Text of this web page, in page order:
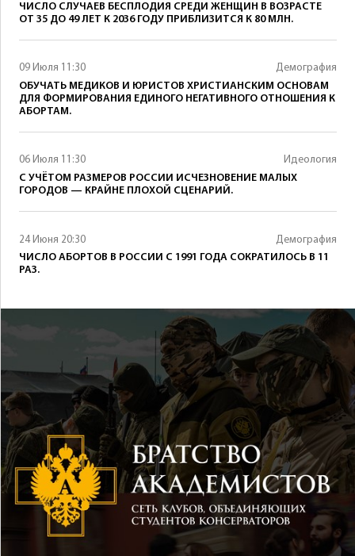
ЧИСЛО СЛУЧАЕВ БЕСПЛОДИЯ СРЕДИ ЖЕНЩИН В ВОЗРАСТЕ
ОТ 35 ДО 49 ЛЕТ К 2036 ГОДУ ПРИБЛИЗИТСЯ К 80 МЛН.
09 Июля 11:30
Демография
ОБУЧАТЬ МЕДИКОВ И ЮРИСТОВ ХРИСТИАНСКИМ ОСНОВАМ
ДЛЯ ФОРМИРОВАНИЯ ЕДИНОГО НЕГАТИВНОГО ОТНОШЕНИЯ К
АБОРТАМ.
06 Июля 11:30
Идеология
С УЧЁТОМ РАЗМЕРОВ РОССИИ ИСЧЕЗНОВЕНИЕ МАЛЫХ
ГОРОДОВ — КРАЙНЕ ПЛОХОЙ СЦЕНАРИЙ.
24 Июня 20:30
Демография
ЧИСЛО АБОРТОВ В РОССИИ С 1991 ГОДА СОКРАТИЛОСЬ В 11
РАЗ.